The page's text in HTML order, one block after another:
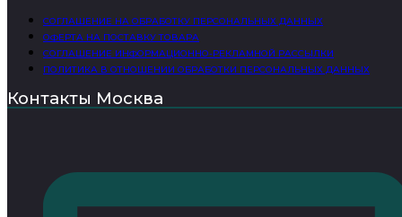
СОГЛАШЕНИЕ НА ОБРАБОТКУ ПЕРСОНАЛЬНЫХ ДАННЫХ
ОФЕРТА НА ПОСТАВКУ ТОВАРА
СОГЛАШЕНИЕ ИНФОРМАЦИОННО-РЕКЛАМНОЙ РАССЫЛКИ
ПОЛИТИКА В ОТНОШЕНИИ ОБРАБОТКИ ПЕРСОНАЛЬНЫХ ДАННЫХ
Контакты Москва